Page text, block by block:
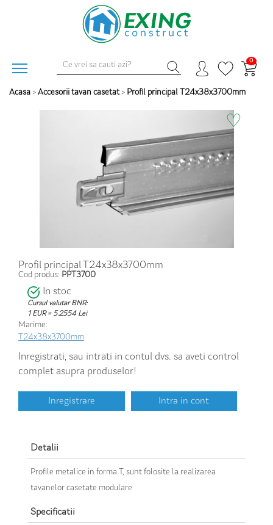
0
Acasa > Accesorii tavan casetat> Profil principal T24x38x3700mm
♡
Profil principal T24x38x3700mm
Cod produs: PPT3700
In stoc
Cursul valutar BNR:
1 EUR = 5.2554 Lei
Marime:
T24x38x3700mm
Inregistrati, sau intrati in contul dvs. sa aveti control
complet asupra produselor!
Inregistrare Intra in cont
Detalii
Profile metalice in forma T, sunt folosite la realizarea
tavanelor casetate modulare
Specificatii